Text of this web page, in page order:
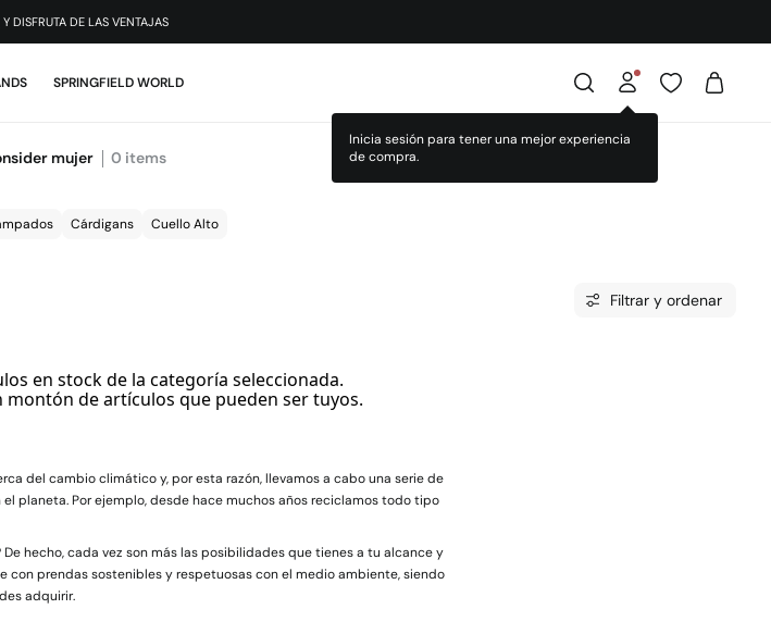
SPRINGFIELD WORLD
Inicia sesión para tener una mejor experiencia
de compra.
mujer 0 items
Cárdigans Cuello Alto
Filtrar y ordenar
en stock de la categoría seleccionada.
de artículos que pueden ser tuyos.
del cambio climático y, por esta razón, llevamos a cabo una serie de
planeta. Por ejemplo, desde hace muchos años reciclamos todo tipo
hecho, cada vez son más las posibilidades que tienes a tu alcance y
con prendas sostenibles y respetuosas con el medio ambiente, siendo
adquirir.